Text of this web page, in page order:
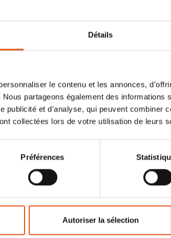
Détails
le contenu et les annonces,
partageons également des informations
publicité et d'analyse, qui peuvent combiner
collectées lors de votre utilisation de leurs
Préférences
Autoriser la sélection